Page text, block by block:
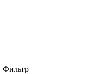
Фильтр